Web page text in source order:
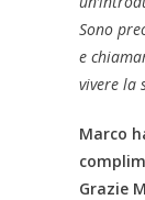
Sono
e
vivere la
Marco
Grazie